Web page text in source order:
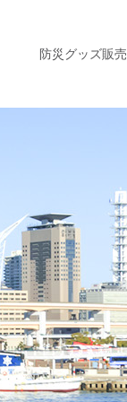
防災グッズ販売